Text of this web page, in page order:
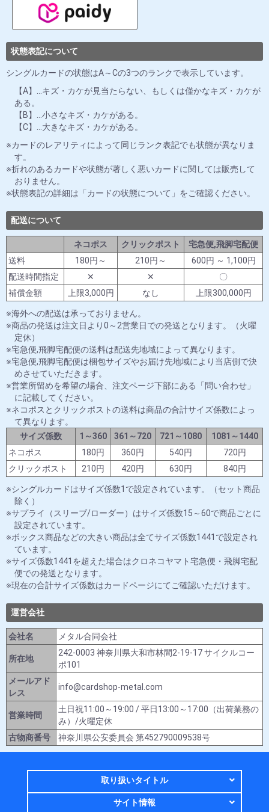
状態表記について
シングルカードの状態はA～Cの3つのランクで表示しています。
【A】…キズ・カケが見当たらない、もしくは僅かなキズ・カケが
ある。
【B】…小さなキズ・カケがある。
【C】…大きなキズ・カケがある。
カードのレアリティによって同じランク表記でも状態が異なりま
す。
折れのあるカードや状態が著しく悪いカードに関しては販売して
おりません。
状態表記の詳細は「カードの状態について」をご確認ください。
配送について
ネコポス クリックポスト
宅急便,飛脚宅配便
送料
180円～ 210円～
600円 ～ 1,100円
配送時間指定
✕ ✕
〇
補償金額
上限3,000円 なし 上限300,000円
海外への配送は承っておりません。
商品の発送は注文日より0～2営業日での発送となります。（火曜
定休）
宅急便,飛脚宅配便の送料は配送先地域によって異なります。
宅急便,飛脚宅配便は梱包サイズやお届け先地域により当店側で決
めさせていただきます。
営業所留めを希望の場合、注文ページ下部にある「問い合わせ」
に記載してください。
ネコポスとクリックポストの送料は商品の合計サイズ係数によっ
て異なります。
サイズ係数
1～360 361～720 721～1080
1081～1440
ネコポス
180円 360円 540円
720円
クリックポスト
210円 420円 630円 840円
シングルカードはサイズ係数1で設定されています。（セット商品
除く）
サプライ（スリーブ/ローダー）はサイズ係数15～60で商品ごとに
設定されています。
ボックス商品などの大きい商品は全てサイズ係数1441で設定され
ています。
サイズ係数1441を超えた場合はクロネコヤマト宅急便・飛脚宅配
便での発送となります。
現在の合計サイズ係数はカードページにてご確認いただけます。
運営会社
会社名 メタル合同会社
所在地
242-0003 神奈川県大和市林間2-19-17 サイクルコー
ポ101
メールアド
レス
info@cardshop-metal.com
営業時間
土日祝11:00～19:00 / 平日13:00～17:00（出荷業務の
み）/火曜定休
古物商番号
神奈川県公安委員会 第452790009538号
取り扱いタイトル
サイト情報